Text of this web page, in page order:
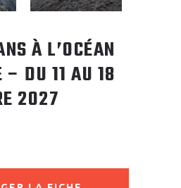
À L’OCÉAN
DU 11 AU 18
2027